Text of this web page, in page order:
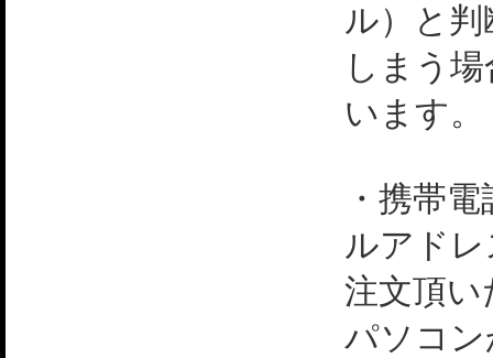
ル）と
しまう
います。
・携帯
ルアド
注文頂い
パソコ